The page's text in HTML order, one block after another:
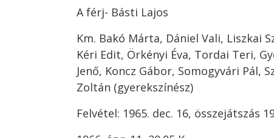
A férj- Básti Lajos
Km. Bakó Márta, Dániel Vali, Liszkai
Kéri Edit, Örkényi Éva, Tordai Teri,
Jenő, Koncz Gábor, Somogyvári Pál,
Zoltán (gyerekszínész)
Felvétel: 1965. dec. 16, összejátszás